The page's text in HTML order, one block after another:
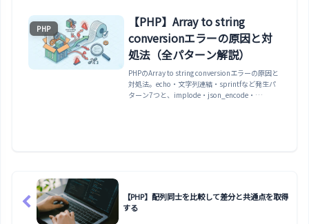
とめます。
PHP
【PHP】Array to string
conversionエラーの原因と対
処法（全パターン解説）
PHPのArray to string conversionエラーの原因と
対処法。echo・文字列連結・sprintfなど発生パ
ターン7つと、implode・json_encode・
【PHP】配列同士を比較して差分と共通点を取得
する